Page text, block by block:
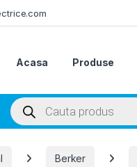
Acasa Produse
Products search
Berker